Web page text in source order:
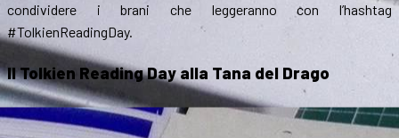
condividere i brani che leggeranno con l’hashtag
#TolkienReadingDay.
Il Tolkien Reading Day alla Tana del Drago